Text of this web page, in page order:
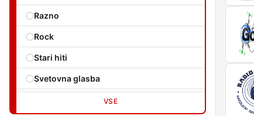
Razno
Rock
Stari hiti
Svetovna glasba
VSE